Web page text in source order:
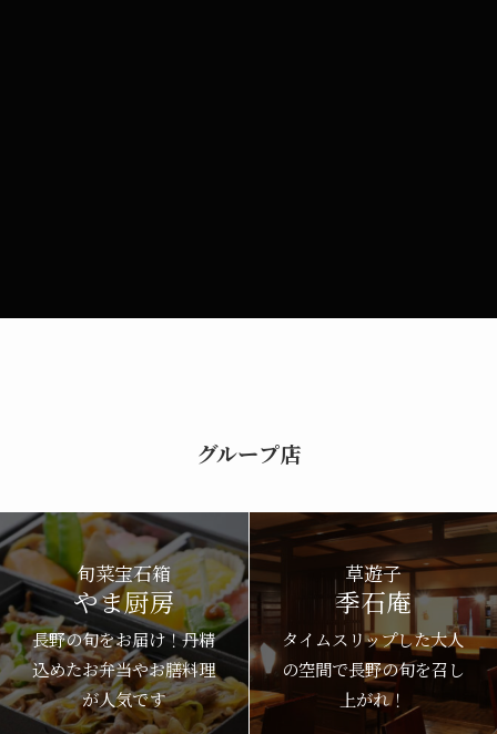
グループ店
旬菜宝石箱
やま厨房
長野の旬をお届け！丹精
込めたお弁当やお膳料理
が人気です
草遊子
季石庵
タイムスリップした大人
の空間で長野の旬を召し
上がれ！